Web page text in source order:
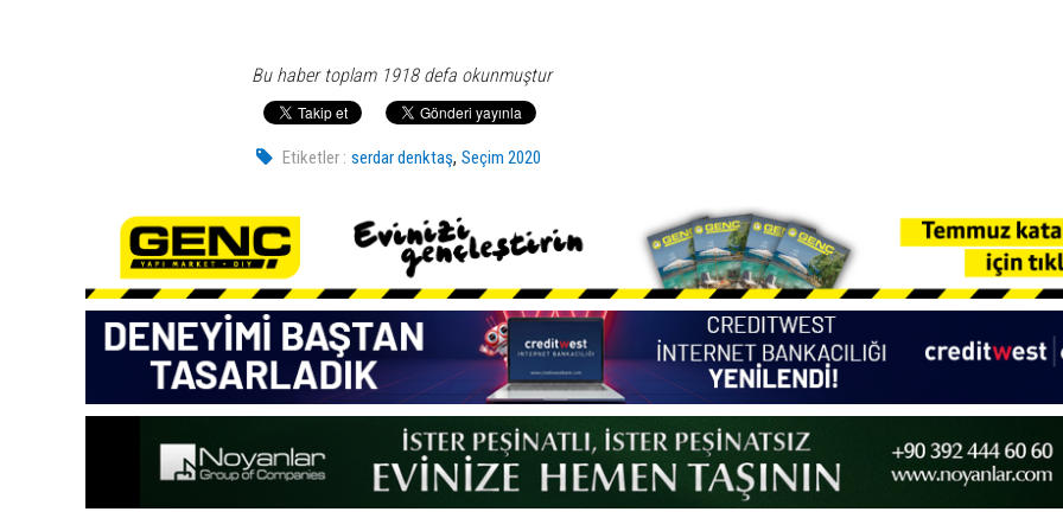
Bu haber toplam 1918 defa okunmuştur
Etiketler : serdar denktaş,Seçim 2020